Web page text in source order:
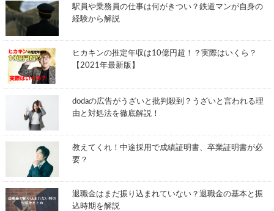
駅員や乗務員の仕事は何がきつい？鉄道マンが自身の
経験から解説
ヒカキンの推定年収は10億円超！？実際はいくら？
【2021年最新版】
dodaの広告がうざいと批判殺到？うざいと言われる理
由と対処法を徹底解説！
教えてくれ！中途採用で成績証明書、卒業証明書が必
要？
退職金はまだ振り込まれていない？退職金の基本と振
込時期を解説